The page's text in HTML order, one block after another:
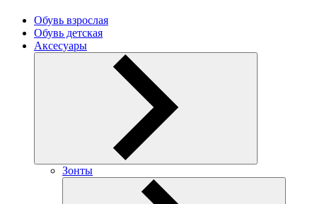
Обувь взрослая
Обувь детская
Аксесуары
Зонты